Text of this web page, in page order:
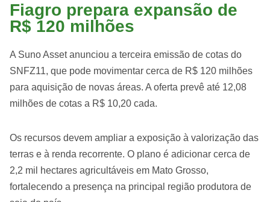
Fiagro prepara expansão de
R$ 120 milhões
A Suno Asset anunciou a terceira emissão de cotas do
SNFZ11, que pode movimentar cerca de R$ 120 milhões
para aquisição de novas áreas. A oferta prevê até 12,08
milhões de cotas a R$ 10,20 cada.
Os recursos devem ampliar a exposição à valorização das
terras e à renda recorrente. O plano é adicionar cerca de
2,2 mil hectares agricultáveis em Mato Grosso,
fortalecendo a presença na principal região produtora de